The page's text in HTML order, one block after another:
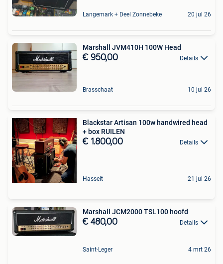
Langemark + Deel Zonnebeke 20 jul 26
Marshall JVM410H 100W Head
€ 950,00 Details
Brasschaat 10 jul 26
Blackstar Artisan 100w handwired head
+ box RUILEN
€ 1.800,00 Details
Hasselt 21 jul 26
Marshall JCM2000 TSL100 hoofd
€ 480,00 Details
Saint-Leger 4 mrt 26